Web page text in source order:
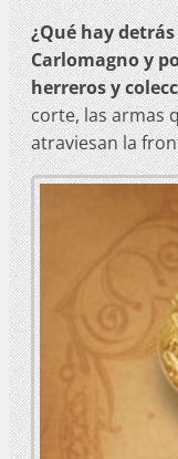
¿Qué hay
Carlomagno y
herreros y
corte, las armas
atraviesan la